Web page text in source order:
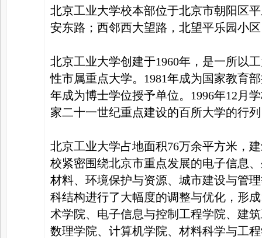
北京工业大学校本部位于北京市朝阳区
安东路；西邻西大望路，北望平乐园小
北京工业大学创建于1960年，是一所以
性市属重点大学。1981年成为国家教育
年成为博士学位授予单位。1996年12月
家二十一世纪重点建设的百所大学的行
北京工业大学占地面积76万余平方米，
校紧密围绕北京市重点发展的电子信息
材料、环境保护与资源、城市建设与管
科结构进行了大幅度的调整与优化，形
术学院、电子信息与控制工程学院、建
数理学院、计算机学院、材料科学与工